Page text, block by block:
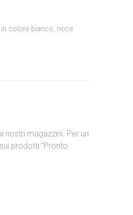
colore bianco, noce
nostri magazzini. Per un
prodotti "Pronto